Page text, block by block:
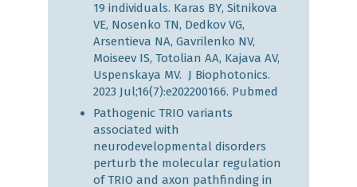
19 individuals. Karas BY, Sitnikova
VE, Nosenko TN, Dedkov VG,
Arsentieva NA, Gavrilenko NV,
Moiseev IS, Totolian AA, Kajava AV,
Uspenskaya MV. J Biophotonics.
2023 Jul;16(7):e202200166. Pubmed
Pathogenic TRIO variants
associated with
neurodevelopmental disorders
perturb the molecular regulation
of TRIO and axon pathfinding in